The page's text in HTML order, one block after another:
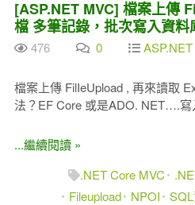
[ASP.NET MVC] 檔案上傳
檔 多筆記錄，批次寫入資料
476 0
檔案上傳 FilIeUpload , 再來讀取
法？EF Core 或是ADO. NET….寫
...繼續閱讀 »
.NET Core MVC
Fileupload
NPOI